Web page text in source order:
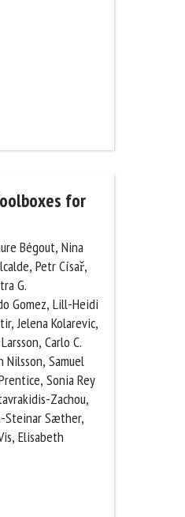
for
Bégout, Nina
Petr Císař,
G.
Gomez, Lill-
Jelena
Larsson,
Nilsson,
M. Prentice,
Svalheim,
Hans van